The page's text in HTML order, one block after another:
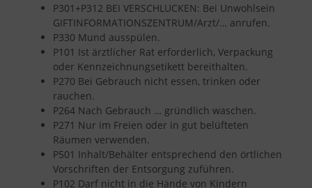
P301+P312 BEI VERSCHLUCKEN: Bei Unwohlsein
GIFTINFORMATIONSZENTRUM/Arzt/… anrufen.
P330 Mund ausspülen.
P101 Ist ärztlicher Rat erforderlich, Verpackung
oder Kennzeichnungsetikett bereithalten.
P270 Bei Gebrauch nicht essen, trinken oder
rauchen.
P264 Nach Gebrauch … gründlich waschen.
P271 Nur im Freien oder in gut belüfteten
Räumen verwenden.
P501 Inhalt/Behälter entsprechend den örtlichen
Vorschriften der Entsorgung zuführen.
P102 Darf nicht in die Hände von Kindern